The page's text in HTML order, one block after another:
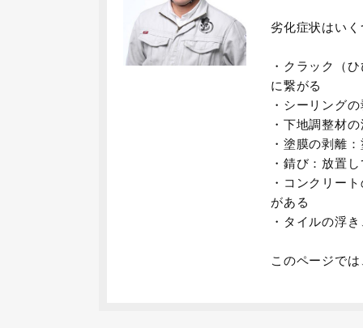
劣化症状はい
・クラック（
に繋がる
・シーリング
・下地調整材
・塗膜の剥離
・錆び：放置
・コンクリー
がある
・タイルの浮
このページで